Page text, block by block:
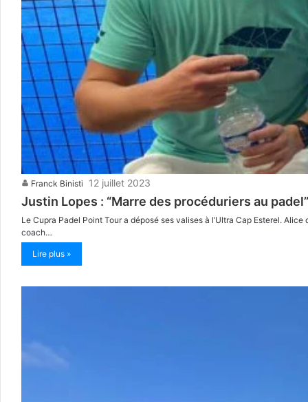
Franck Binisti 12 juillet 2023
Justin Lopes : “Marre des procéduriers au padel”
Le Cupra Padel Point Tour a déposé ses valises à l’Ultra Cap Esterel.
coach…
Lire plus »